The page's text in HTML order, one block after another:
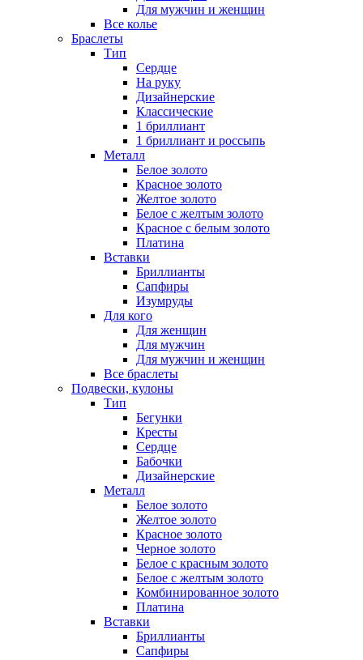
Для мужчин и женщин
Все колье
Браслеты
Тип
Сердце
На руку
Дизайнерские
Классические
1 бриллиант
1 бриллиант и россыпь
Металл
Белое золото
Красное золото
Желтое золото
Белое с желтым золото
Красное с белым золото
Платина
Вставки
Бриллианты
Сапфиры
Изумруды
Для кого
Для женщин
Для мужчин
Для мужчин и женщин
Все браслеты
Подвески, кулоны
Тип
Бегунки
Кресты
Сердце
Бабочки
Дизайнерские
Металл
Белое золото
Желтое золото
Красное золото
Черное золото
Белое с красным золото
Белое с желтым золото
Комбинированное золото
Платина
Вставки
Бриллианты
Сапфиры